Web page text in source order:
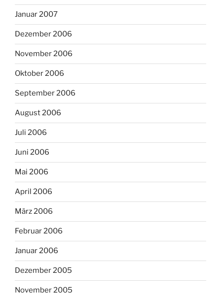
Januar 2007
Dezember 2006
November 2006
Oktober 2006
September 2006
August 2006
Juli 2006
Juni 2006
Mai 2006
April 2006
März 2006
Februar 2006
Januar 2006
Dezember 2005
November 2005